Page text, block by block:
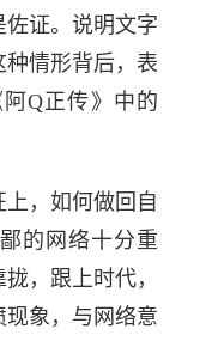
证。说明文字
情形背后，表
Q正传》中的
，如何做回自
的网络十分重
，跟上时代，
象，与网络意